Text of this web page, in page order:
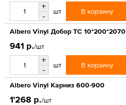
+
-
шт В корзину
Albero Vinyl Добор ТС 10*200*2070
941 р./шт
+
-
шт В корзину
Albero Vinyl Карниз 600-900
1'268 р./шт